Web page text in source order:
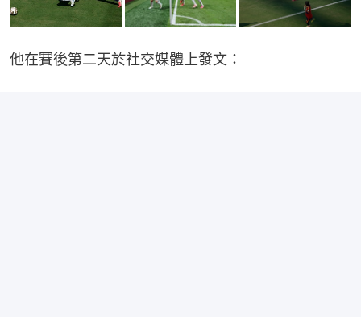
他在賽後第二天於社交媒體上發文：